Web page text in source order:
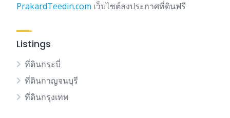
PrakardTeedin.com เว็บไซต์ลงประกาศที่ดินฟรี
Listings
ที่ดินกระบี่
ที่ดินกาญจนบุรี
ที่ดินกรุงเทพ